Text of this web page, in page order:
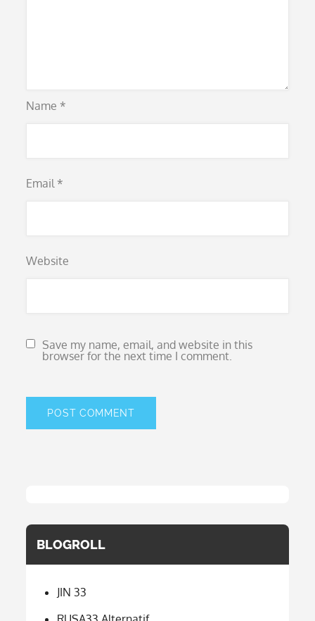
Name *
Email *
Website
Save my name, email, and website in this
browser for the next time I comment.
BLOGROLL
JIN 33